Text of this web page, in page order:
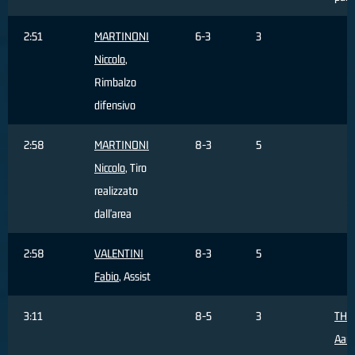
2:51
MARTINONI
Niccolo,
Rimbalzo
difensivo
6-3 3
2:58
MARTINONI
Niccolo, Tiro
realizzato
dall'area
8-3 5
2:58
VALENTINI
Fabio, Assist
8-3 5
3:11 8-5 3